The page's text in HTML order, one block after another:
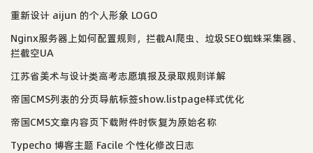
重新设计 aijun 的个人形象 LOGO
Nginx服务器上如何配置规则，拦截AI爬虫、垃圾SEO蜘蛛采集器、
拦截空UA
江苏省美术与设计类高考志愿填报及录取规则详解
帝国CMS列表的分页导航标签show.listpage样式优化
帝国CMS文章内容页下载附件时恢复为原始名称
Typecho 博客主题 Facile 个性化修改日志